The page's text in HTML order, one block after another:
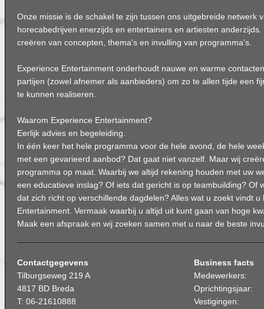
Onze missie is de schakel te zijn tussen ons uitgebreide netwerk
horecabedrijven enerzijds en entertainers en artiesten
creëren van concepten, thema's en invulling van programma's.
Experience Entertainment onderhoudt nauwe en warme
partijen (zowel afnemer als aanbieders) om zo te allen tijde een
te kunnen realiseren.
Waarom Experience Entertainment?
Eerlijk advies en begeleiding.
In één keer het hele programma voor de hele avond, de hele
met een gevarieerd aanbod? Dat gaat niet vanzelf. Maar wij
programma op maat. Waarbij we altijd rekening houden met uw
een educatieve inslag? Of iets dat gericht is op teambuilding? Of
dat zich richt op verschillende dagdelen? Alles wat u zoekt vindt u
Entertainment. Vermaak waarbij u altijd uit kunt gaan van hoge
Maak een afspraak en wij zoeken samen met u naar de beste
Contactgegevens
Tilburgseweg 219 A
4817 BD Breda
T: 06-21610888
Business facts
Medewerkers:
Oprichtingsjaar:
Vestigingen: